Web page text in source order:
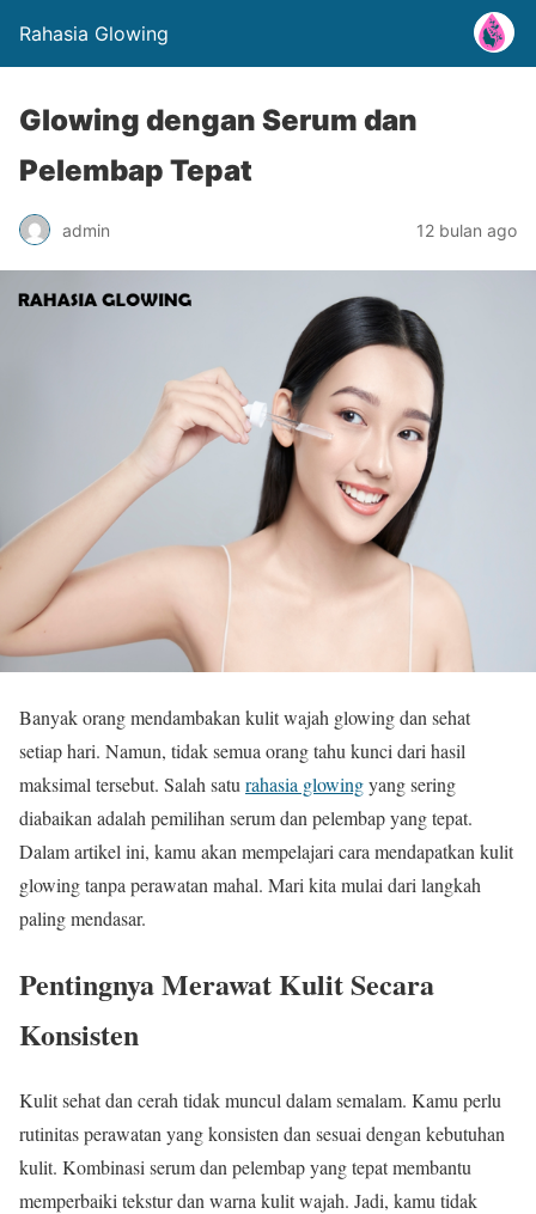
Rahasia Glowing
Glowing dengan Serum dan
Pelembap Tepat
admin 12 bulan ago
Banyak orang mendambakan kulit wajah glowing dan sehat
setiap hari. Namun, tidak semua orang tahu kunci dari hasil
maksimal tersebut. Salah satu rahasia glowingyang sering
diabaikan adalah pemilihan serum dan pelembap yang tepat.
Dalam artikel ini, kamu akan mempelajari cara mendapatkan kulit
glowing tanpa perawatan mahal. Mari kita mulai dari langkah
paling mendasar.
Pentingnya Merawat Kulit Secara
Konsisten
Kulit sehat dan cerah tidak muncul dalam semalam. Kamu perlu
rutinitas perawatan yang konsisten dan sesuai dengan kebutuhan
kulit. Kombinasi serum dan pelembap yang tepat membantu
memperbaiki tekstur dan warna kulit wajah. Jadi, kamu tidak